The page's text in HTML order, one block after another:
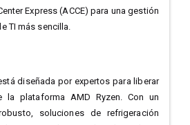
Express (ACCE) para una gestión
TI más sencilla.
diseñada por expertos para liberar
plataforma AMD Ryzen. Con un
soluciones de refrigeración